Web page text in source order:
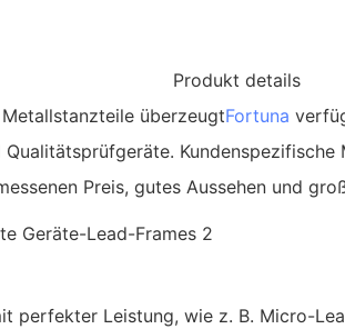
Produkt details
überzeugtFortuna
Preis, gutes Aussehen und
perfekter Leistung, wie z. B. Micro-